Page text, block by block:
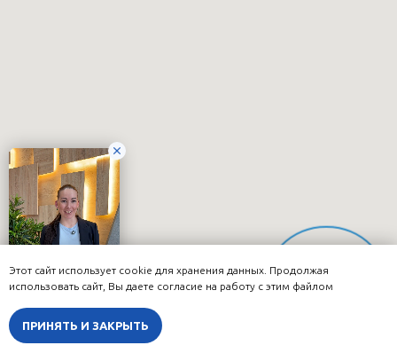
Этот сайт использует cookie для хранения данных. Продолжая
использовать сайт, Вы даете согласие на работу с этим файлом
ПРИНЯТЬ И ЗАКРЫТЬ
Онлайн-